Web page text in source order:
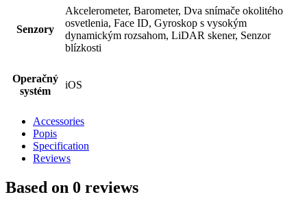
Senzory
Akcelerometer, Barometer, Dva snímače okolitého
osvetlenia, Face ID, Gyroskop s vysokým
dynamickým rozsahom, LiDAR skener, Senzor
blízkosti
Operačný
systém
iOS
Accessories
Popis
Specification
Reviews
Based on 0 reviews